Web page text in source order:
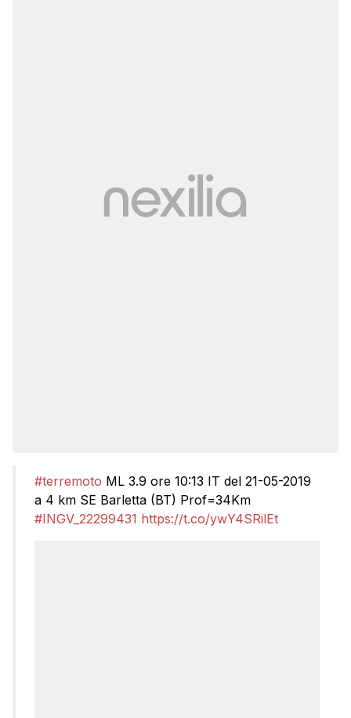
#terremoto ML 3.9 ore 10:13 IT del 21-05-2019
a 4 km SE Barletta (BT) Prof=34Km
#INGV_22299431 https://t.co/ywY4SRilEt